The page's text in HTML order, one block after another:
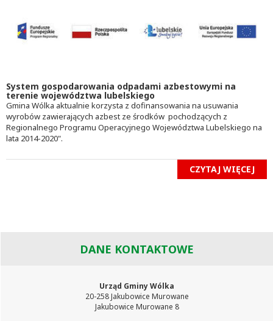
System gospodarowania odpadami azbestowymi na
terenie województwa lubelskiego
Gmina Wólka aktualnie korzysta z dofinansowania na usuwania
wyrobów zawierających azbest ze środków pochodzących z
Regionalnego Programu Operacyjnego Województwa Lubelskiego na
lata 2014-2020".
CZYTAJ WIĘCEJ
DANE KONTAKTOWE
Urząd Gminy Wólka
20-258 Jakubowice Murowane
Jakubowice Murowane 8